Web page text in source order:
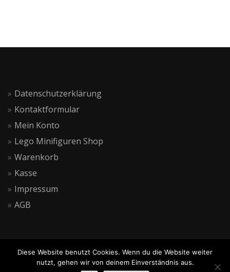
Datenschutzerklärung
Kontaktformular
Mein Konto
Lego Minifiguren Shop
Warenkorb
Kasse
Impressum
AGB
Diese Website benutzt Cookies. Wenn du die Website weiter
nutzt, gehen wir von deinem Einverständnis aus.